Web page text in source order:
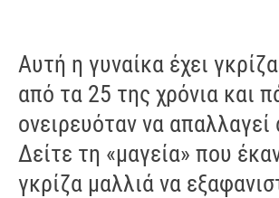
Αυτή η γυναίκα έχει
από τα 25 της χρόνια και
ονειρευόταν να
Δείτε τη «μαγεία» που
γκρίζα μαλλιά να